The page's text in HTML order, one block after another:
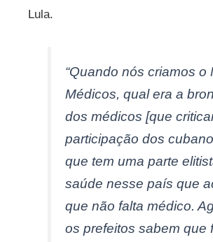
Lula.
“Quando nós criamos o
Médicos, qual era a
dos médicos [que
participação dos
que tem uma parte
saúde nesse país que
que não falta médico.
os prefeitos sabem que